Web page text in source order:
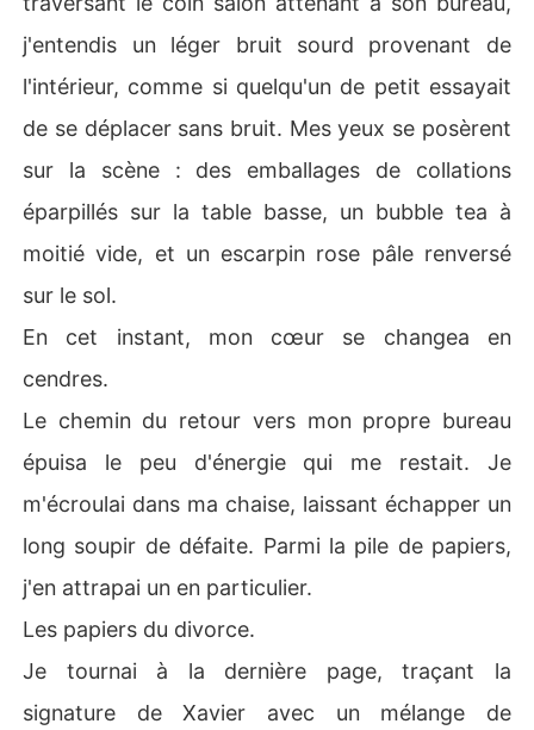
j'entendis un léger bruit sourd provenant de
l'intérieur, comme si quelqu'un de petit essayait
de se déplacer sans bruit. Mes yeux se posèrent
sur la scène : des emballages de collations
éparpillés sur la table basse, un bubble tea à
moitié vide, et un escarpin rose pâle renversé
sur le sol.
En cet instant, mon cœur se changea en
cendres.
Le chemin du retour vers mon propre bureau
épuisa le peu d'énergie qui me restait. Je
m'écroulai dans ma chaise, laissant échapper un
long soupir de défaite. Parmi la pile de papiers,
j'en attrapai un en particulier.
Les papiers du divorce.
Je tournai à la dernière page, traçant la
signature de Xavier avec un mélange de